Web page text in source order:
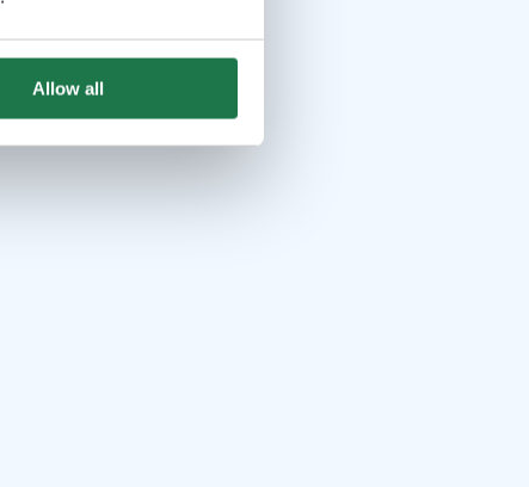
Allow all